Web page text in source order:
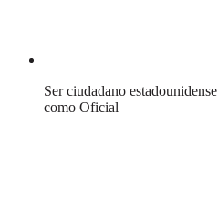
Ser ciudadano
como Oficial